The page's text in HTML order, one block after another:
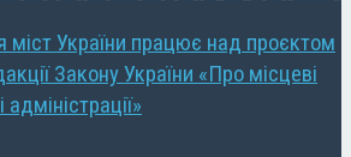
міст України працює над проєктом
Закону України «Про місцеві